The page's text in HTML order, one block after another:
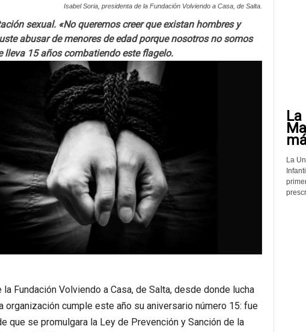
Isabel Soria, presidenta de la Fundación Volviendo a Casa, de Salta.
sexual. «No queremos creer que existan hombres y
abusar de menores de edad porque nosotros no somos
lleva 15 años combatiendo este flagelo.
Fundación Volviendo a Casa, de Salta, desde donde lucha
organización cumple este año su aniversario número 15: fue
que se promulgara la Ley de Prevención y Sanción de la
La